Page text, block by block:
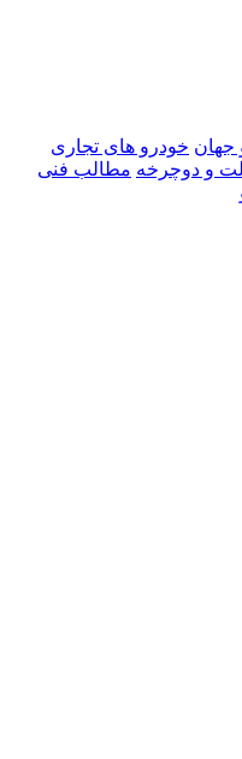
خودرو های تجاری
و دوچرخه مطالب فنی